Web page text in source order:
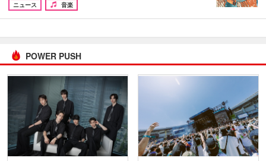
ニュース
音楽
POWER PUSH